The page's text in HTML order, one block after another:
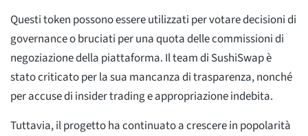
Questi token possono essere utilizzati per votare decisioni di
governance o bruciati per una quota delle commissioni di
negoziazione della piattaforma. Il team di SushiSwap è
stato criticato per la sua mancanza di trasparenza, nonché
per accuse di insider trading e appropriazione indebita.
Tuttavia, il progetto ha continuato a crescere in popolarità